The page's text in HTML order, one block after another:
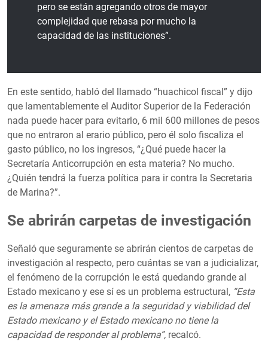
pero se están agregando otros de mayor
complejidad que rebasa por mucho la
capacidad de las instituciones”.
En este sentido, habló del llamado “huachicol fiscal” y dijo
que lamentablemente el Auditor Superior de la Federación
nada puede hacer para evitarlo, 6 mil 600 millones de pesos
que no entraron al erario público, pero él solo fiscaliza el
gasto público, no los ingresos, “¿Qué puede hacer la
Secretaría Anticorrupción en esta materia? No mucho.
¿Quién tendrá la fuerza política para ir contra la Secretaria
de Marina?”.
Se abrirán carpetas de investigación
Señaló que seguramente se abrirán cientos de carpetas de
investigación al respecto, pero cuántas se van a judicializar,
el fenómeno de la corrupción le está quedando grande al
Estado mexicano y ese sí es un problema estructural, “Esta
es la amenaza más grande a la seguridad y viabilidad del
Estado mexicano y el Estado mexicano no tiene la
capacidad de responder al problema”, recalcó.